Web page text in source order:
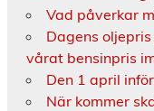
Vad påverkar
Dagens
vårat bensinpris
Den 1 april
När kommer